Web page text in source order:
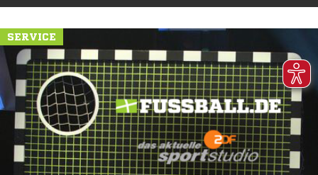
SERVICE